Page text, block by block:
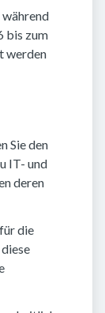
bis zum
werden
Sie den
IT- und
deren
die